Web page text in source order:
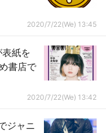
2020/7/22(We) 13:45
紙を
書店で
2020/7/22(We) 13:42
ジャニ